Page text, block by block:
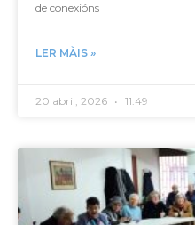
de conexións
LER MÀIS »
20 abril, 2026 11:49